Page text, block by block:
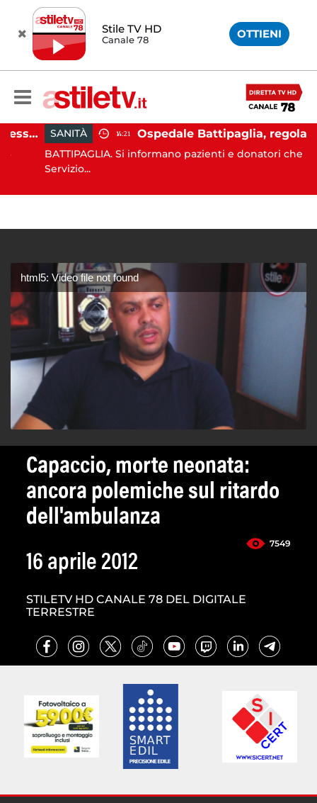
Stile TV HD
Canale 78 OTTIENI
Emergenza cinghiali, assessora Serluca: “Al via il Tavolo tecnico permanente della Regione Campania” SANITÀ 14:21
BATTIPAGLIA. Si informano pazienti e donatori che il
Servizio...
html5: Video file not found
Capaccio, morte neonata:
ancora polemiche sul ritardo
dell'ambulanza
7549
16 aprile 2012
STILETV HD CANALE 78 DEL DIGITALE
TERRESTRE